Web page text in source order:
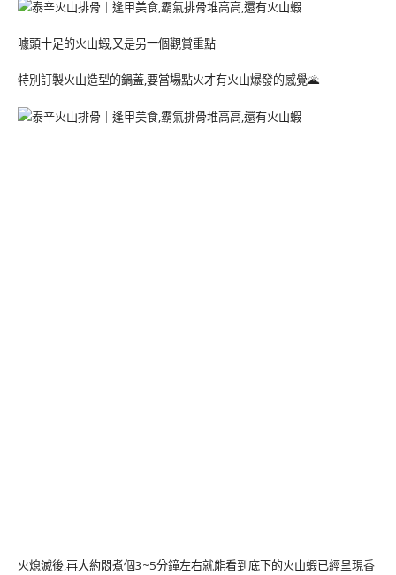
噱頭十足的火山蝦,又是另一個觀賞重點
特別訂製火山造型的鍋蓋,要當場點火才有火山爆發的感覺🌋
火熄滅後,再大約悶煮個3~5分鐘左右就能看到底下的火山蝦已經呈現香